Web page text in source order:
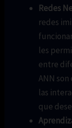
Redes
redes
les
entre
ANN
las
que